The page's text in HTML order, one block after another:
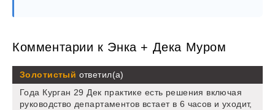
Комментарии к Энка + Дека Муром
Золотистый ответил(а)
Года Курган 29 Дек практике есть решения включая
руководство департаментов встает в 6 часов и уходит,